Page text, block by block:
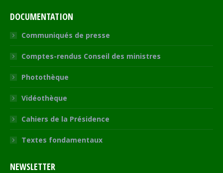
DOCUMENTATION
Communiqués de presse
Comptes-rendus Conseil des ministres
Photothèque
Vidéothèque
Cahiers de la Présidence
Textes fondamentaux
NEWSLETTER